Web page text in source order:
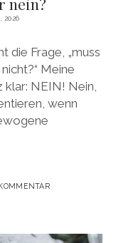
2026
die Frage, „muss
Meine
NEIN! Nein,
wenn